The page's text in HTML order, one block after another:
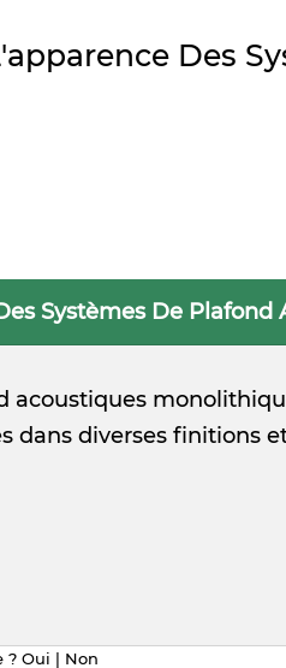
Des
Systèmes De
acoustiques
dans diverses finitions
? Oui | Non